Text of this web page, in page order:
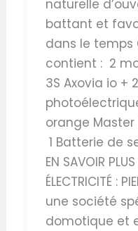
naturelle
battant et
dans le temps
contient : 2
3S Axovia io +
orange Master
1 Batterie de
EN SAVOIR PLUS
ÉLECTRICITÉ :
une société
domotique et